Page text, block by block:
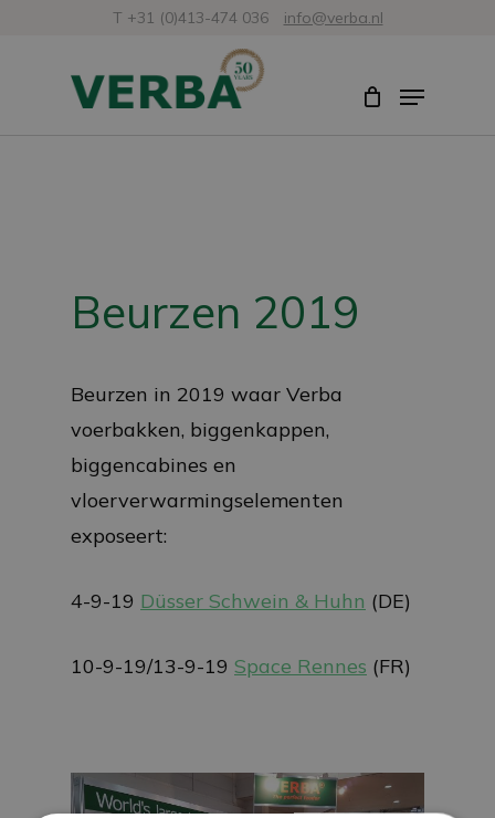
T +31 (0)413-474 036 info@verba.nl
Menu
Beurzen 2019
Beurzen in 2019 waar Verba
voerbakken, biggenkappen,
biggencabines en
vloerverwarmingselementen
exposeert:
4-9-19 Düsser Schwein & Huhn (DE)
10-9-19/13-9-19 Space Rennes (FR)